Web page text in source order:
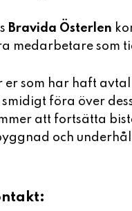
Vår webbplats
bättre
detta genom att
Inställningar
Bravida Österlen
medarbetare som
er som har haft
föra över
att fortsätta
och